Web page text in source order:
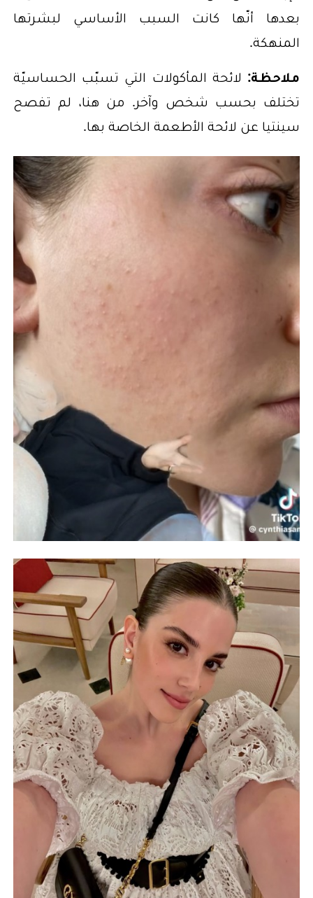
بعدها أنّها كانت السبب الأساسي لبشرتها
المنهكة.
ملاحظة: لائحة المأكولات التي تسبّب الحساسيّة
تختلف بحسب شخص وآخر. من هنا، لم تفصح
سينتيا عن لائحة الأطعمة الخاصة بها.